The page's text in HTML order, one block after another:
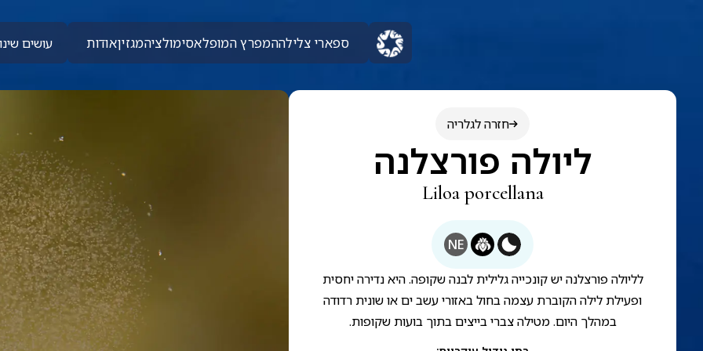
ספארי צלילההמפרץ המופלאסימולציהמגזיןאודות עושים
חזרה לגלריה
ליולה פורצלנה
Liloa porcellana
NE
לליולה פורצלנה יש קונכייה גלילית לבנה שקופה. היא נדירה יחסית
ופעילת לילה הקוברת עצמה בחול באזורי עשב ים או שונית רדודה
במהלך היום. מטילה צברי בייצים בתוך בועות שקופות.